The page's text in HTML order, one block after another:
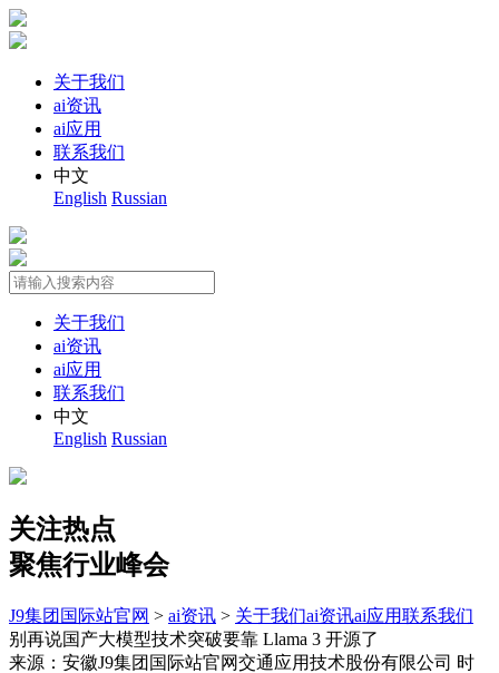
关于我们
ai资讯
ai应用
联系我们
中文
English Russian
关于我们
ai资讯
ai应用
联系我们
中文
English Russian
关注热点
聚焦行业峰会
J9集团国际站官网 > ai资讯 > 关于我们ai资讯ai应用联系我们
别再说国产大模型技术突破要靠 Llama 3 开源了
来源：安徽J9集团国际站官网交通应用技术股份有限公司 时